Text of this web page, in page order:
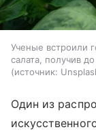
Ученые встроили
салата, получив
источник:
Один из